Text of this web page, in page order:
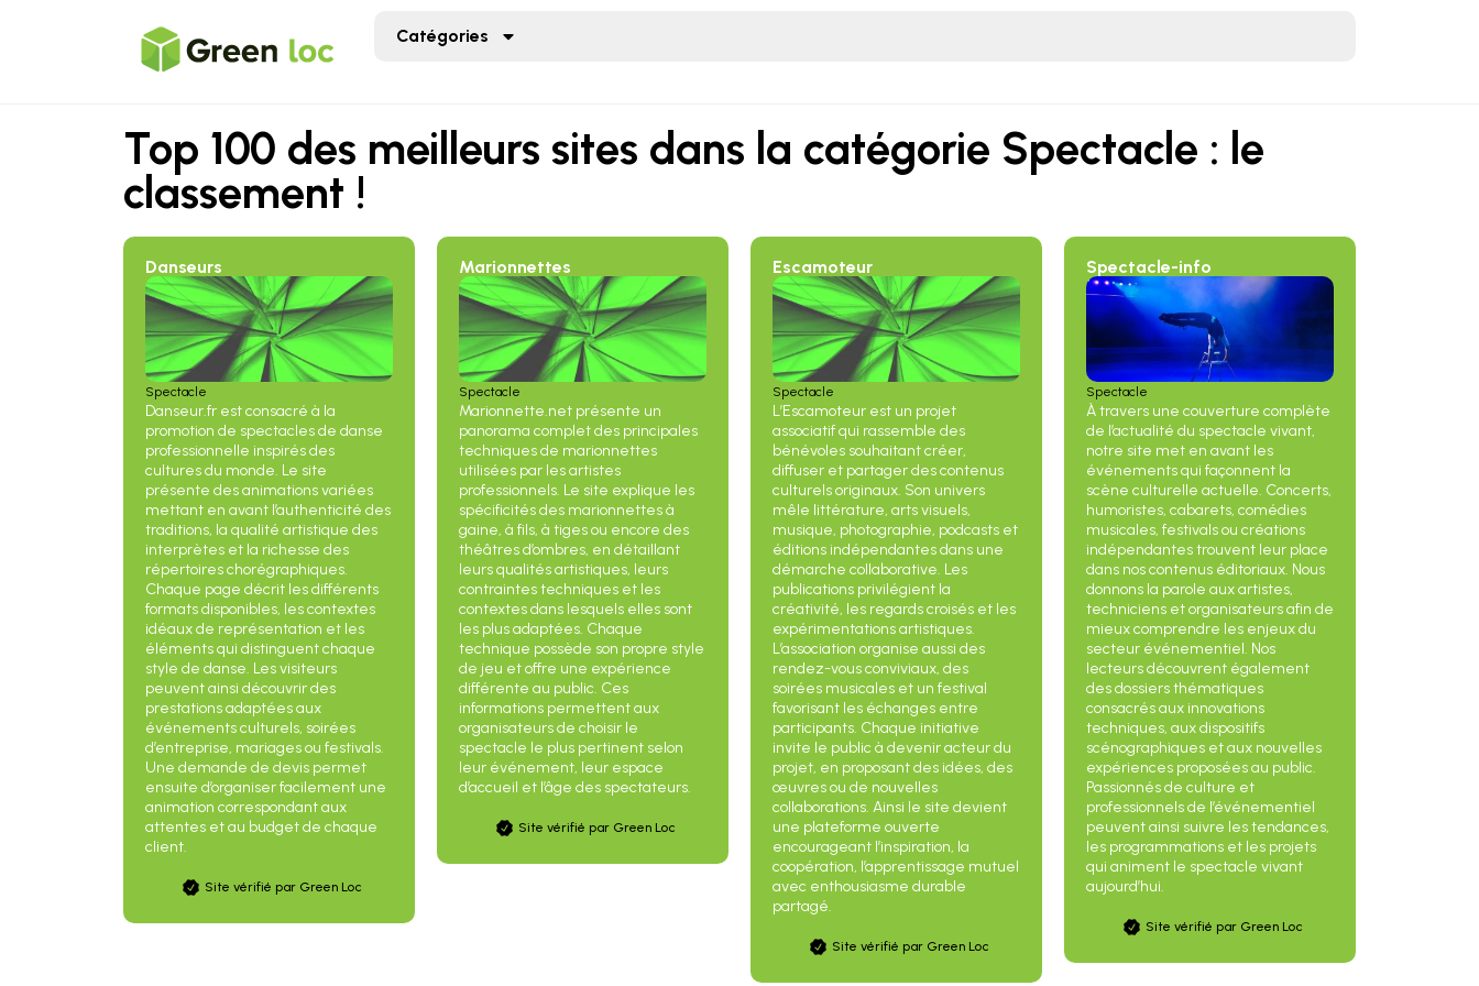
Catégories
Top 100 des meilleurs sites dans la catégorie Spectacle : le
classement !
Danseurs
Spectacle
Danseur.fr est consacré à la
promotion de spectacles de danse
professionnelle inspirés des
cultures du monde. Le site
présente des animations variées
mettant en avant l’authenticité des
traditions, la qualité artistique des
interprètes et la richesse des
répertoires chorégraphiques.
Chaque page décrit les différents
formats disponibles, les contextes
idéaux de représentation et les
éléments qui distinguent chaque
style de danse. Les visiteurs
peuvent ainsi découvrir des
prestations adaptées aux
événements culturels, soirées
d’entreprise, mariages ou festivals.
Une demande de devis permet
ensuite d’organiser facilement une
animation correspondant aux
attentes et au budget de chaque
client.
Site vérifié par Green Loc
Marionnettes
Spectacle
Marionnette.net présente un
panorama complet des principales
techniques de marionnettes
utilisées par les artistes
professionnels. Le site explique les
spécificités des marionnettes à
gaine, à fils, à tiges ou encore des
théâtres d’ombres, en détaillant
leurs qualités artistiques, leurs
contraintes techniques et les
contextes dans lesquels elles sont
les plus adaptées. Chaque
technique possède son propre style
de jeu et offre une expérience
différente au public. Ces
informations permettent aux
organisateurs de choisir le
spectacle le plus pertinent selon
leur événement, leur espace
d’accueil et l’âge des spectateurs.
Site vérifié par Green Loc
Escamoteur
Spectacle
L’Escamoteur est un projet
associatif qui rassemble des
bénévoles souhaitant créer,
diffuser et partager des contenus
culturels originaux. Son univers
mêle littérature, arts visuels,
musique, photographie, podcasts et
éditions indépendantes dans une
démarche collaborative. Les
publications privilégient la
créativité, les regards croisés et les
expérimentations artistiques.
L’association organise aussi des
rendez-vous conviviaux, des
soirées musicales et un festival
favorisant les échanges entre
participants. Chaque initiative
invite le public à devenir acteur du
projet, en proposant des idées, des
œuvres ou de nouvelles
collaborations. Ainsi le site devient
une plateforme ouverte
encourageant l’inspiration, la
coopération, l’apprentissage mutuel
avec enthousiasme durable
partagé.
Site vérifié par Green Loc
Spectacle-info
Spectacle
À travers une couverture complète
de l’actualité du spectacle vivant,
notre site met en avant les
événements qui façonnent la
scène culturelle actuelle. Concerts,
humoristes, cabarets, comédies
musicales, festivals ou créations
indépendantes trouvent leur place
dans nos contenus éditoriaux. Nous
donnons la parole aux artistes,
techniciens et organisateurs afin de
mieux comprendre les enjeux du
secteur événementiel. Nos
lecteurs découvrent également
des dossiers thématiques
consacrés aux innovations
techniques, aux dispositifs
scénographiques et aux nouvelles
expériences proposées au public.
Passionnés de culture et
professionnels de l’événementiel
peuvent ainsi suivre les tendances,
les programmations et les projets
qui animent le spectacle vivant
aujourd’hui.
Site vérifié par Green Loc